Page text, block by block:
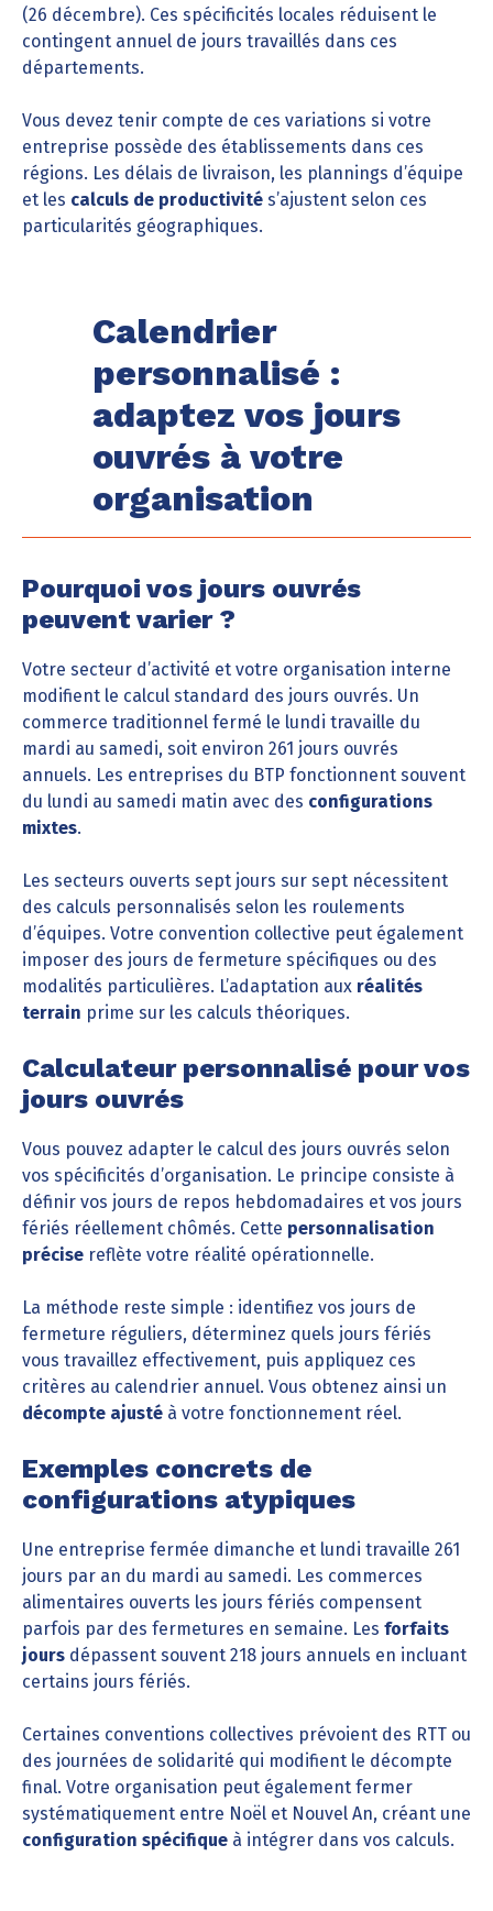
(26 décembre). Ces spécificités locales réduisent le
contingent annuel de jours travaillés dans ces
départements.
Vous devez tenir compte de ces variations si votre
entreprise possède des établissements dans ces
régions. Les délais de livraison, les plannings d’équipe
et les calculs de productivité s’ajustent selon ces
particularités géographiques.
Calendrier
personnalisé :
adaptez vos jours
ouvrés à votre
organisation
Pourquoi vos jours ouvrés
peuvent varier ?
Votre secteur d’activité et votre organisation interne
modifient le calcul standard des jours ouvrés. Un
commerce traditionnel fermé le lundi travaille du
mardi au samedi, soit environ 261 jours ouvrés
annuels. Les entreprises du BTP fonctionnent souvent
du lundi au samedi matin avec des configurations
mixtes.
Les secteurs ouverts sept jours sur sept nécessitent
des calculs personnalisés selon les roulements
d’équipes. Votre convention collective peut également
imposer des jours de fermeture spécifiques ou des
modalités particulières. L’adaptation aux réalités
terrain prime sur les calculs théoriques.
Calculateur personnalisé pour vos
jours ouvrés
Vous pouvez adapter le calcul des jours ouvrés selon
vos spécificités d’organisation. Le principe consiste à
définir vos jours de repos hebdomadaires et vos jours
fériés réellement chômés. Cette personnalisation
précise reflète votre réalité opérationnelle.
La méthode reste simple : identifiez vos jours de
fermeture réguliers, déterminez quels jours fériés
vous travaillez effectivement, puis appliquez ces
critères au calendrier annuel. Vous obtenez ainsi un
décompte ajusté à votre fonctionnement réel.
Exemples concrets de
configurations atypiques
Une entreprise fermée dimanche et lundi travaille 261
jours par an du mardi au samedi. Les commerces
alimentaires ouverts les jours fériés compensent
parfois par des fermetures en semaine. Les forfaits
jours dépassent souvent 218 jours annuels en incluant
certains jours fériés.
Certaines conventions collectives prévoient des RTT ou
des journées de solidarité qui modifient le décompte
final. Votre organisation peut également fermer
systématiquement entre Noël et Nouvel An, créant une
configuration spécifique à intégrer dans vos calculs.